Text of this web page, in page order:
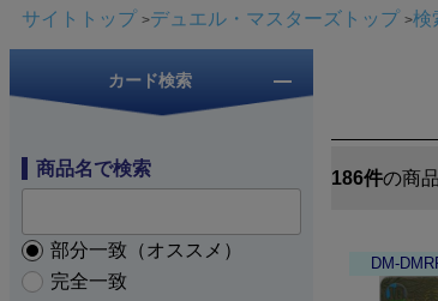
サイトトップ デュエル・マスターズトップ 検
カード検索
商品名で検索
部分一致（オススメ）
完全一致
186件の商
DM-